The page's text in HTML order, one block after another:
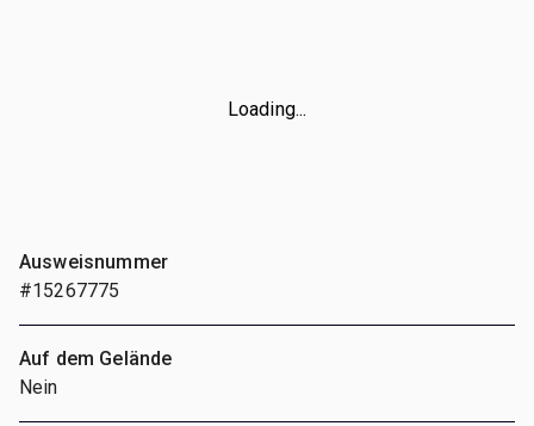
Loading...
Ausweisnummer
#15267775
Auf dem Gelände
Nein